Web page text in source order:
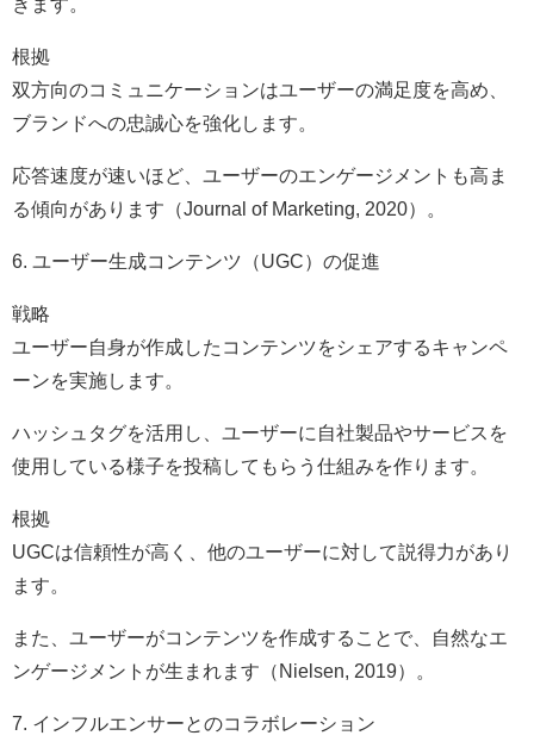
根拠
双方向のコミュニケーションはユーザーの満足度を高め、
ブランドへの忠誠心を強化します。
応答速度が速いほど、ユーザーのエンゲージメントも高ま
る傾向があります（Journal of Marketing, 2020）。
6. ユーザー生成コンテンツ（UGC）の促進
戦略
ユーザー自身が作成したコンテンツをシェアするキャンペ
ーンを実施します。
ハッシュタグを活用し、ユーザーに自社製品やサービスを
使用している様子を投稿してもらう仕組みを作ります。
根拠
UGCは信頼性が高く、他のユーザーに対して説得力があり
ます。
また、ユーザーがコンテンツを作成することで、自然なエ
ンゲージメントが生まれます（Nielsen, 2019）。
7. インフルエンサーとのコラボレーション